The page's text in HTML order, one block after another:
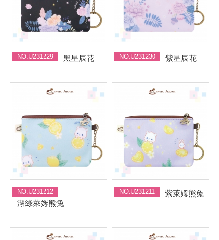
NO.U231229 黑星辰花 NO.U231230 紫星辰花
NO.U231212
湖綠萊姆熊兔
NO.U231211 紫萊姆熊兔